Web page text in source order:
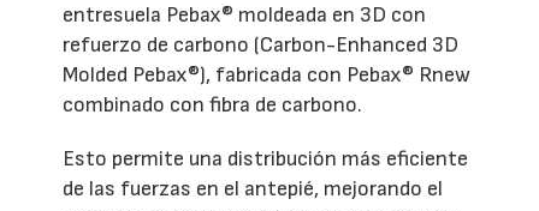
entresuela Pebax® moldeada en 3D con
refuerzo de carbono (Carbon-Enhanced 3D
Molded Pebax®), fabricada con Pebax® Rnew
combinado con fibra de carbono.
Esto permite una distribución más eficiente
de las fuerzas en el antepié, mejorando el